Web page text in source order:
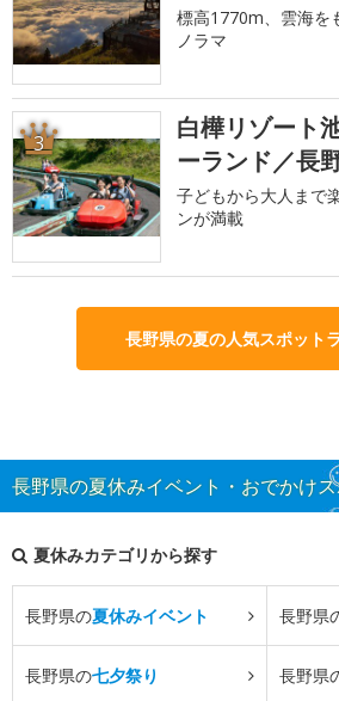
標高1770m、雲海を
ノラマ
3
白樺リゾート
ーランド／長
子どもから大人まで
ンが満載
長野県の夏の人気スポット
長野県の夏休みイベント・おでかけ
夏休みカテゴリから探す
長野県の夏休みイベント 長野県
長野県の七夕祭り 長野県